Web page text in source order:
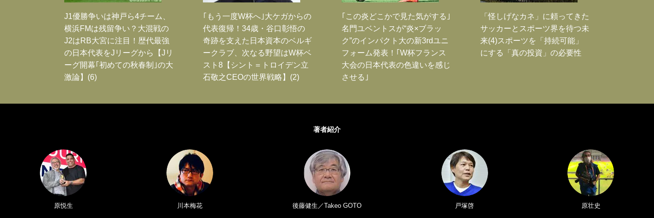
J1優勝争いは神戸ら4チーム、
横浜FMは残留争い？大混戦の
J2はRB大宮に注目！歴代最強
の日本代表をJリーグから【Jリ
ーグ開幕｢初めての秋春制｣の大
激論】(6)
｢もう一度W杯へ｣大ケガからの
代表復帰！34歳・谷口彰悟の
奇跡を支えた日本資本のベルギ
ークラブ、次なる野望はW杯ベ
スト8【シント＝トロイデン立
石敬之CEOの世界戦略】(2)
｢この炎どこかで見た気がする｣
名門ユベントスが“炎×ブラッ
ク”のインパクト大の新3rdユニ
フォーム発表！｢W杯フランス
大会の日本代表の色違いを感じ
させる｣
「怪しげなカネ」に頼ってきた
サッカーとスポーツ界を待つ未
来(4)スポーツを「持続可能」
にする「真の投資」の必要性
著者紹介
原悦生 川本梅花 後藤健生／Takeo GOTO 戸塚啓 原壮史